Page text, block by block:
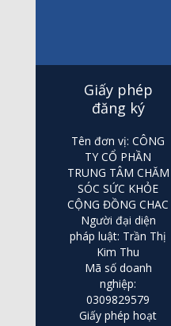
Giấy phép
đăng ký
Tên đơn vị: CÔNG
TY CỔ PHẦN
TRUNG TÂM CHĂM
SÓC SỨC KHỎE
CỘNG ĐỒNG CHAC
Người đại diện
pháp luật: Trần Thị
Kim Thu
Mã số doanh
nghiệp:
0309829579
Giấy phép hoạt